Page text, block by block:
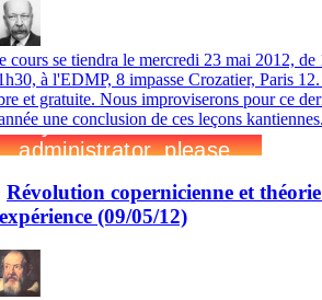
cours se tiendra le mercredi 23 mai 2012, de
à l'EDMP, 8 impasse Crozatier, Paris
et gratuite. Nous improviserons pour ce
une conclusion de ces leçons
Révolution copernicienne et
(09/05/12)